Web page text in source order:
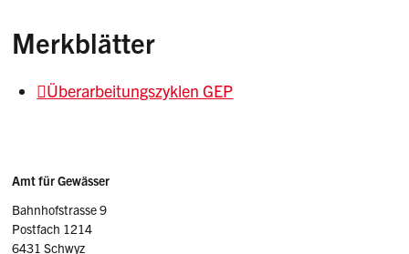
Merkblätter
Überarbeitungszyklen GEP
Sidebar
Adresse
Amt für Gewässer
Bahnhofstrasse 9
Postfach 1214
6431 Schwyz